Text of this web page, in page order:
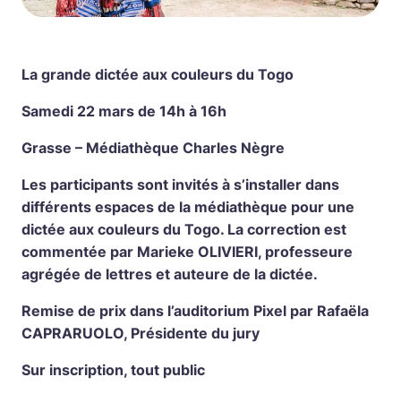
La grande dictée aux couleurs du Togo
Samedi 22 mars de 14h à 16h
Grasse – Médiathèque Charles Nègre
Les participants sont invités à s’installer dans
différents espaces de la médiathèque pour une
dictée aux couleurs du Togo. La correction est
commentée par Marieke OLIVIERI, professeure
agrégée de lettres et auteure de la dictée.
Remise de prix dans l’auditorium Pixel par Rafaëla
CAPRARUOLO, Présidente du jury
Sur inscription, tout public